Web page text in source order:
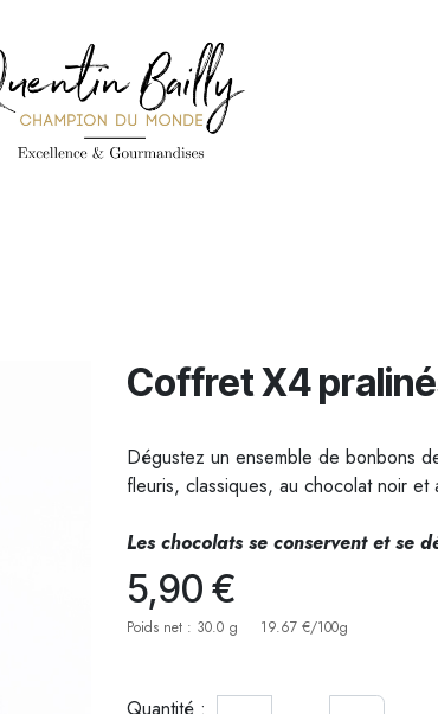
Coffret X4
Dégustez un ensemble de bonbons
fleuris, classiques, au chocolat noir et
Les chocolats se conservent et se
5,90 €
Poids net : 30.0 g 19.67 €/100g